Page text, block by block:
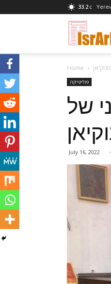
33.2 C
Home
פוליטיקה
של
July 16, 2022